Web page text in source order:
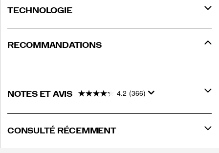
TECHNOLOGIE
RECOMMANDATIONS
NOTES ET AVIS 4.2 (366)
CONSULTÉ RÉCEMMENT